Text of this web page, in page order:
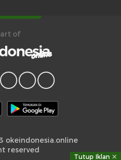
of
okeindonesia.online
reserved
Tutup Iklan